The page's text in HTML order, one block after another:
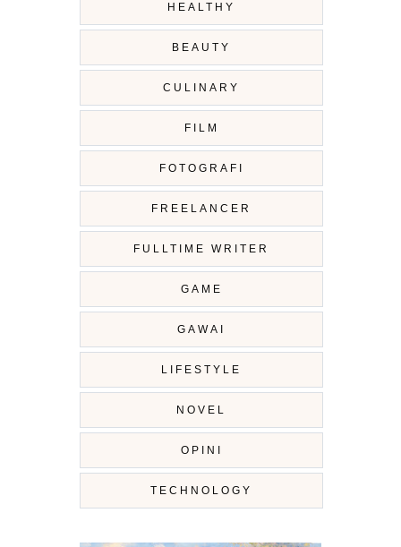
HEALTHY
BEAUTY
CULINARY
FILM
FOTOGRAFI
FREELANCER
FULLTIME WRITER
GAME
GAWAI
LIFESTYLE
NOVEL
OPINI
TECHNOLOGY